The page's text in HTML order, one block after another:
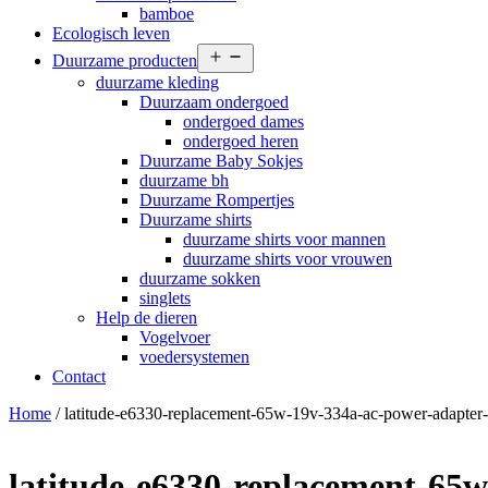
bamboe
Ecologisch leven
Duurzame producten
menu
duurzame kleding
Duurzaam ondergoed
ondergoed dames
ondergoed heren
Duurzame Baby Sokjes
duurzame bh
Duurzame Rompertjes
Duurzame shirts
duurzame shirts voor mannen
duurzame shirts voor vrouwen
duurzame sokken
singlets
Help de dieren
Vogelvoer
voedersystemen
Contact
Home / latitude-e6330-replacement-65w-19v-334a-ac-power-